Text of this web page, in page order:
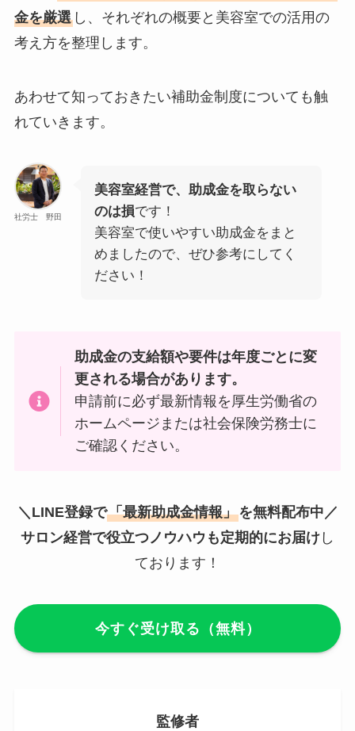
金を厳選し、それぞれの概要と美容室での活用の
考え方を整理します。
あわせて知っておきたい補助金制度についても触
れていきます。
社労士 野田
美容室経営で、助成金を取らない
のは損です！
美容室で使いやすい助成金をまと
めましたので、ぜひ参考にしてく
ださい！
助成金の支給額や要件は年度ごとに変
更される場合があります。
申請前に必ず最新情報を厚生労働省の
ホームページまたは社会保険労務士に
ご確認ください。
＼LINE登録で「最新助成金情報」を無料配布中／
サロン経営で役立つノウハウも定期的にお届け し
ております！
今すぐ受け取る（無料）
監修者